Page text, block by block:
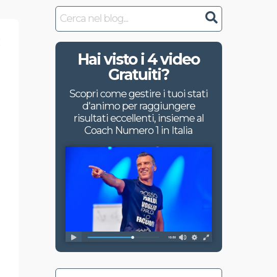
Hai visto i 4 video
Gratuiti?
Scopri come gestire i tuoi stati
d'animo per raggiungere
risultati eccellenti, insieme al
Coach Numero 1 in Italia